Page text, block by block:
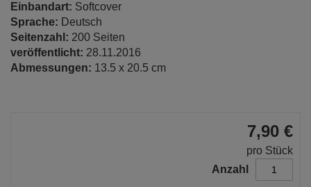
Einbandart: Softcover
Sprache: Deutsch
Seitenzahl: 200 Seiten
veröffentlicht: 28.11.2016
Abmessungen: 13.5 x 20.5 cm
7,90 €
pro Stück
Anzahl